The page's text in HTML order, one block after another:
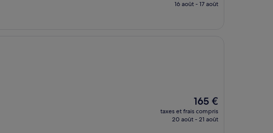
prix
16 août - 17 août
Le
nouveau
prix
165 €
taxes et frais compris
20 août - 21 août